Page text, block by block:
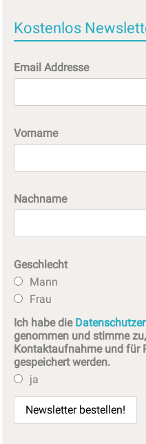
Kostenlos
Email Addresse
Vorname
Nachname
Geschlecht
Mann
Frau
Ich habe die
genommen und stimme
Kontaktaufnahme und für
gespeichert werden.
ja